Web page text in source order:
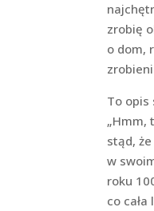
zrobię
o dom,
To opis
„Hmm,
stąd,
w
roku
co